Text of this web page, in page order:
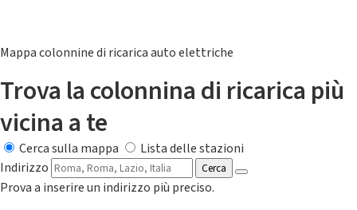
Mappa colonnine di ricarica auto elettriche
Trova la colonnina di ricarica più
vicina a te
Cerca sulla mappa
Lista delle stazioni
Indirizzo
Cerca
Prova a inserire un indirizzo più preciso.